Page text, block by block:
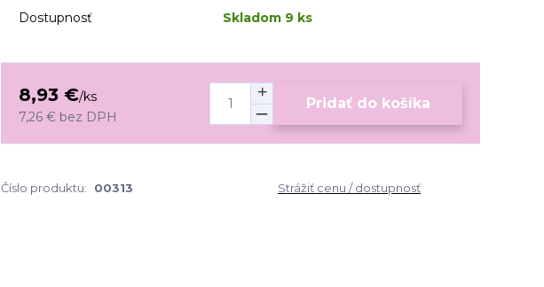
Dostupnosť Skladom 9 ks
8,93 €/ks
7,26 € bez DPH
Pridať do košíka
Číslo produktu: 00313 Strážiť cenu / dostupnosť